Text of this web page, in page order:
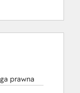
prawna